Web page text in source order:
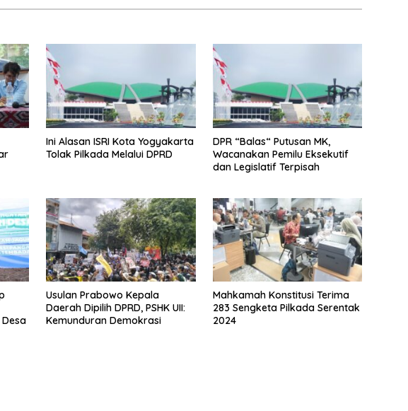
Ini Alasan ISRI Kota Yogyakarta
Tolak Pilkada Melalui DPRD
DPR “Balas“ Putusan MK,
Wacanakan Pemilu Eksekutif
dan Legislatif Terpisah
Usulan Prabowo Kepala
Daerah Dipilih DPRD, PSHK UII:
Kemunduran Demokrasi
Mahkamah Konstitusi Terima
283 Sengketa Pilkada Serentak
2024